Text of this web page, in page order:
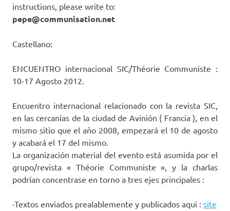
instructions, please write to:
pepe@communisation.net
Castellano:
ENCUENTRO internacional SIC/Théorie Communiste :
10-17 Agosto 2012.
Encuentro internacional relacionado con la revista SIC,
en las cercanías de la ciudad de Avinión ( Francia ), en el
mismo sitio que el año 2008, empezará el 10 de agosto
y acabará el 17 del mismo.
La organización material del evento está asumida por el
grupo/revista « Théorie Communiste », y la charlas
podrían concentrase en torno a tres ejes principales :
-Textos enviados prealablemente y publicados aqui : site